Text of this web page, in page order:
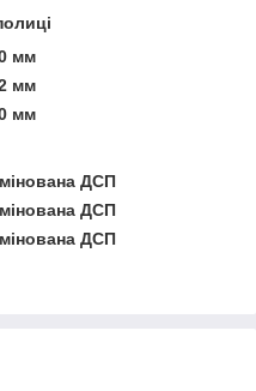
мм
мм
мм
ДСП
ДСП
ДСП